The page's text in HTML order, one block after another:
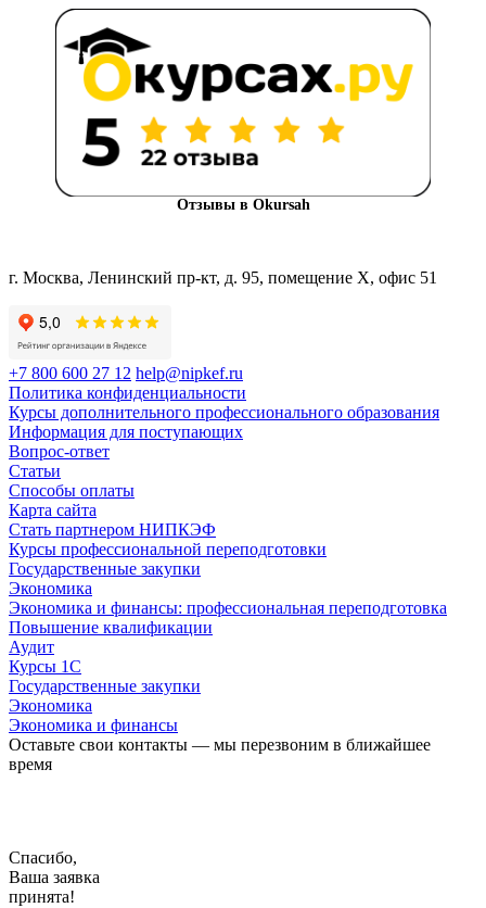
Отзывы в Okursah
г. Москва, Ленинский пр-кт, д. 95, помещение Х, офис 51
+7 800 600 27 12 help@nipkef.ru
Политика конфиденциальности
Курсы дополнительного профессионального образования
Информация для поступающих
Вопрос-ответ
Статьи
Способы оплаты
Карта сайта
Стать партнером НИПКЭФ
Курсы профессиональной переподготовки
Государственные закупки
Экономика
Экономика и финансы: профессиональная переподготовка
Повышение квалификации
Аудит
Курсы 1С
Государственные закупки
Экономика
Экономика и финансы
Оставьте свои контакты — мы перезвоним в ближайшее
время
Спасибо,
Ваша заявка
принята!